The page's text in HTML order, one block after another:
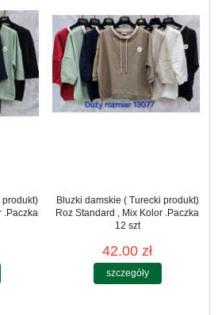
produkt)
.Paczka
Bluzki damskie ( Turecki produkt)
Roz Standard , Mix Kolor .Paczka
12 szt
42.00 zł
szczegóły